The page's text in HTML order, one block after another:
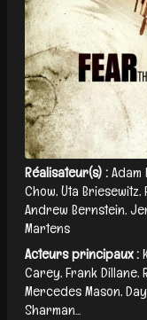
Réalisateur(s) :
Chow, Uta
Andrew Bernstein,
Martens
Acteurs principaux :
Carey, Frank Dillane,
Mercedes Mason,
Sharman...